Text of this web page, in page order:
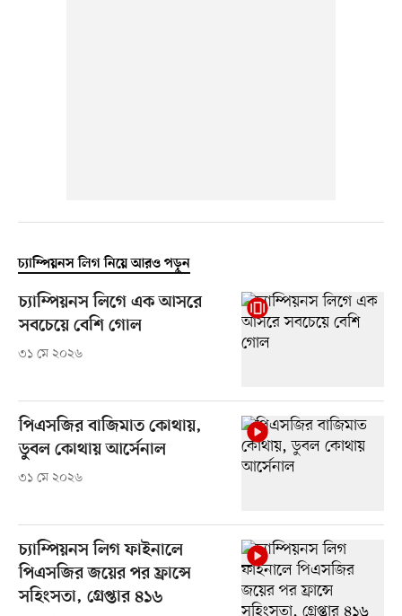
চ্যাম্পিয়নস লিগ নিয়ে আরও পড়ুন
চ্যাম্পিয়নস লিগে এক আসরে
সবচেয়ে বেশি গোল
৩১ মে ২০২৬
পিএসজির বাজিমাত কোথায়,
ডুবল কোথায় আর্সেনাল
৩১ মে ২০২৬
চ্যাম্পিয়নস লিগ ফাইনালে
পিএসজির জয়ের পর ফ্রান্সে
সহিংসতা, গ্রেপ্তার ৪১৬